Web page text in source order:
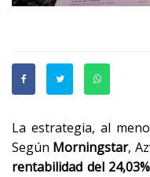
La estrategia, al
Según Morningstar,
rentabilidad del